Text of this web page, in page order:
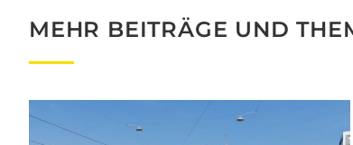
MEHR BEITRÄGE UND